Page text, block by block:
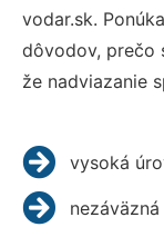
vodar.sk.
dôvodov, prečo
že nadviazanie
vysoká